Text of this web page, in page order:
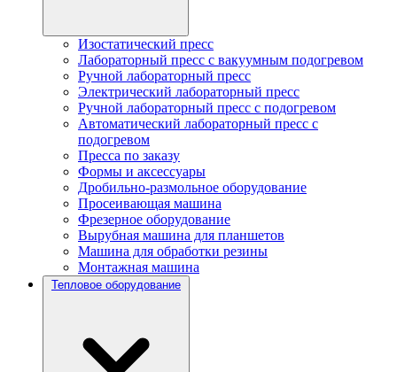
Изостатический пресс
Лабораторный пресс с вакуумным подогревом
Ручной лабораторный пресс
Электрический лабораторный пресс
Ручной лабораторный пресс с подогревом
Автоматический лабораторный пресс с
подогревом
Пресса по заказу
Формы и аксессуары
Дробильно-размольное оборудование
Просеивающая машина
Фрезерное оборудование
Вырубная машина для планшетов
Машина для обработки резины
Монтажная машина
Тепловое оборудование